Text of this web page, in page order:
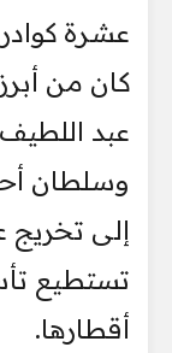
عشرة
كان من
عبد
وسلطان
إلى تخريج
تستطيع
أقطارها.